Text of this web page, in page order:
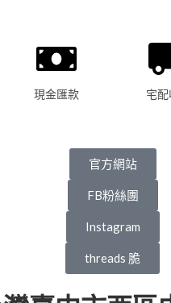
現金匯款 宅
官方網站
FB粉絲團
Instagram
threads 脆